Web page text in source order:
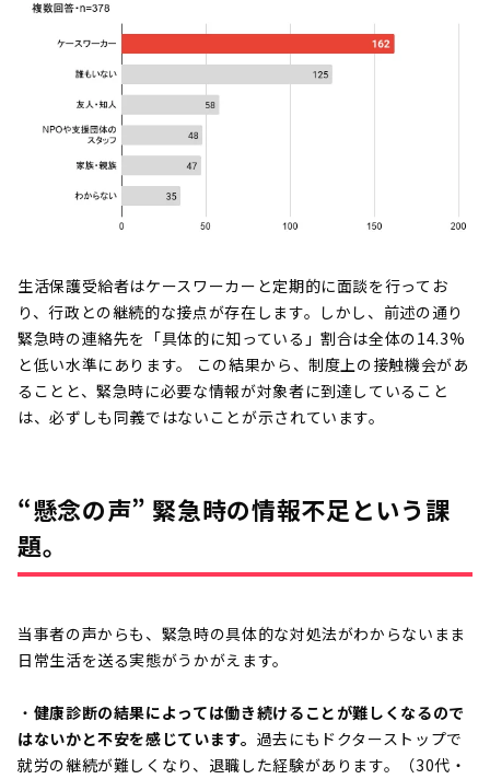
生活保護受給者はケースワーカーと定期的に面談を行ってお
り、行政との継続的な接点が存在します。しかし、前述の通り
緊急時の連絡先を「具体的に知っている」割合は全体の14.3%
と低い水準にあります。 この結果から、制度上の接触機会があ
ることと、緊急時に必要な情報が対象者に到達していること
は、必ずしも同義ではないことが示されています。
“懸念の声” 緊急時の情報不足という課
題。
当事者の声からも、緊急時の具体的な対処法がわからないまま
日常生活を送る実態がうかがえます。
・ 健康診断の結果によっては働き続けることが難しくなるので
はないかと不安を感じています。 過去にもドクターストップで
就労の継続が難しくなり、退職した経験があります。（30代・